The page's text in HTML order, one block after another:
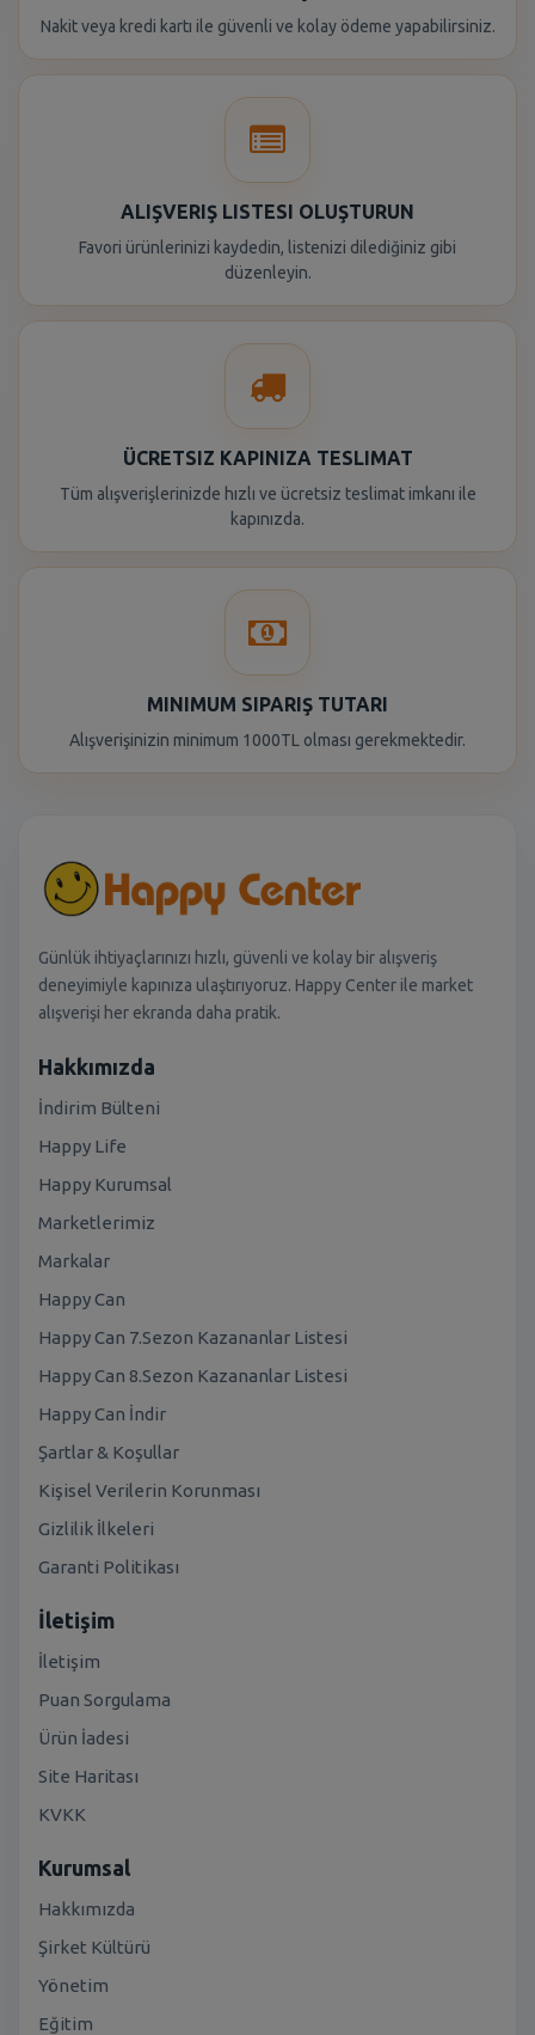
Nakit veya kredi kartı ile güvenli ve kolay ödeme yapabilirsiniz.
ALIŞVERIŞ LISTESI OLUŞTURUN
Favori ürünlerinizi kaydedin, listenizi dilediğiniz gibi
düzenleyin.
ÜCRETSIZ KAPINIZA TESLIMAT
Tüm alışverişlerinizde hızlı ve ücretsiz teslimat imkanı ile
kapınızda.
MINIMUM SIPARIŞ TUTARI
Alışverişinizin minimum 1000TL olması gerekmektedir.
Günlük ihtiyaçlarınızı hızlı, güvenli ve kolay bir alışveriş
deneyimiyle kapınıza ulaştırıyoruz. Happy Center ile market
alışverişi her ekranda daha pratik.
Hakkımızda
İndirim Bülteni
Happy Life
Happy Kurumsal
Marketlerimiz
Markalar
Happy Can
Happy Can 7.Sezon Kazananlar Listesi
Happy Can 8.Sezon Kazananlar Listesi
Happy Can İndir
Şartlar & Koşullar
Kişisel Verilerin Korunması
Gizlilik İlkeleri
Garanti Politikası
İletişim
İletişim
Puan Sorgulama
Ürün İadesi
Site Haritası
KVKK
Kurumsal
Hakkımızda
Şirket Kültürü
Yönetim
Eğitim